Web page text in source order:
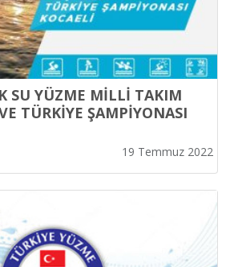
SU YÜZME MİLLİ TAKIM
TÜRKİYE ŞAMPİYONASI
19 Temmuz 2022